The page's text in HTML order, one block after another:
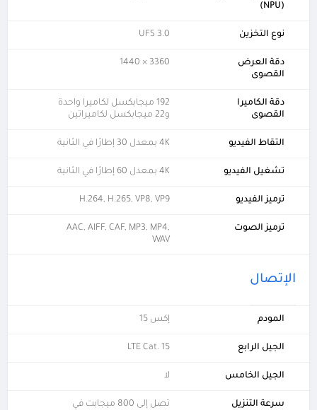
(NPU)
نوع التخزين UFS 3.0
دقة العرض
القصوى
3360 × 1440
دقة الكاميرا
القصوى
192 ميجابكسل لكاميرا واحدة
و22 ميجابكسل لكاميراتين
التقاط الفيديو 4K بمعدل 30 إطارًا في الثانية
تشغيل الفيديو 4K بمعدل 60 إطارًا في الثانية
ترميز الفيديو H.264, H.265, VP8, VP9
ترميز الصوت
AAC, AIFF, CAF, MP3, MP4,
WAV
الإتصال
المودم إكس 15
الجيل الرابع LTE Cat. 15
الجيل الخامس لا
سرعة التنزيل
تصل إلى 800 ميجابت في